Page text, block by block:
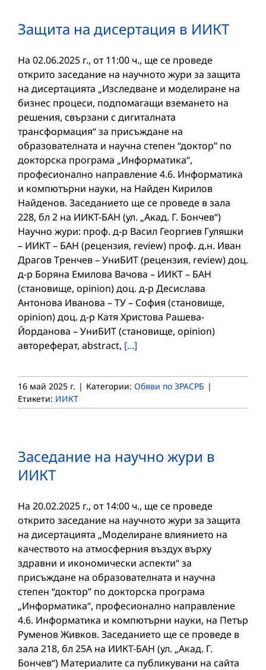
Защита на дисертация в ИИКТ
На 02.06.2025 г., от 11:00 ч., ще се проведе
открито заседание на научното жури за защита
на дисертацията „Изследване и моделиране на
бизнес процеси, подпомагащи вземането на
решения, свързани с дигиталната
трансформация“ за присъждане на
образователната и научна степен “доктор” по
докторска програма „Информатика“,
професионално направление 4.6. Информатика
и компютърни науки, на Найден Кирилов
Найденов. Заседанието ще се проведе в зала
228, бл 2 на ИИКТ-БАН (ул. „Акад. Г. Бончев“)
Научно жури: проф. д-р Васил Георгиев Гуляшки
– ИИКТ – БАН (рецензия, review) проф. д.н. Иван
Драгов Тренчев – УниБИТ (рецензия, review) доц.
д-р Боряна Емилова Вачова – ИИКТ – БАН
(становище, opinion) доц. д-р Десислава
Антонова Иванова – ТУ – София (становище,
opinion) доц. д-р Катя Христова Рашева-
Йорданова – УниБИТ (становище, opinion)
автореферат, abstract, [...]
16 май 2025 г. | Категории: Обяви по ЗРАСРБ |
Етикети: ИИКТ
Заседание на научно жури в
ИИКТ
На 20.02.2025 г., от 14:00 ч., ще се проведе
открито заседание на научното жури за защита
на дисертацията „Моделиране влиянието на
качеството на атмосферния въздух върху
здравни и икономически аспекти“ за
присъждане на образователната и научна
степен “доктор” по докторска програма
„Информатика“, професионално направление
4.6. Информатика и компютърни науки, на Петър
Руменов Живков. Заседанието ще се проведе в
зала 218, бл 25А на ИИКТ-БАН (ул. „Акад. Г.
Бончев“) Материалите са публикувани на сайта